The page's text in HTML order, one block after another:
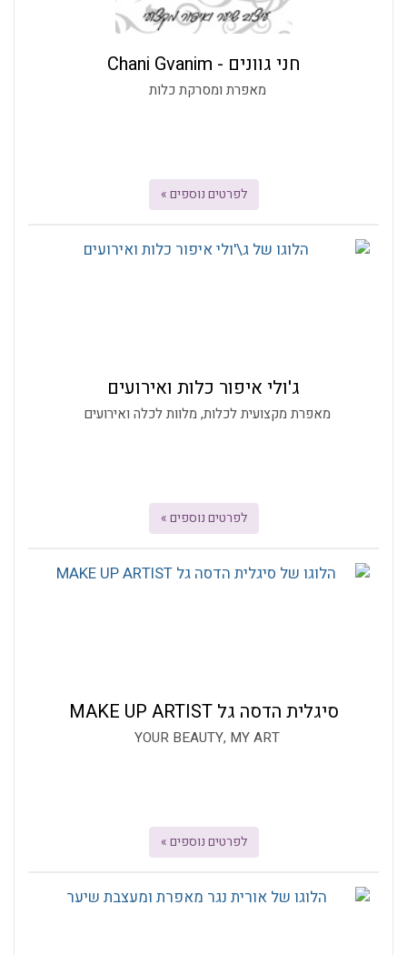
חני גוונים - Chani Gvanim
מאפרת ומסרקת כלות
לפרטים נוספים »
ג'ולי איפור כלות ואירועים
מאפרת מקצועית לכלות, מלוות לכלה ואירועים
לפרטים נוספים »
סיגלית הדסה גל MAKE UP ARTIST
YOUR BEAUTY, MY ART
לפרטים נוספים »